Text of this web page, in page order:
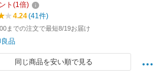
ト (1倍)
4.24(41件)
までの注文で最短8/19お届け
品
同じ商品を安い順で見る